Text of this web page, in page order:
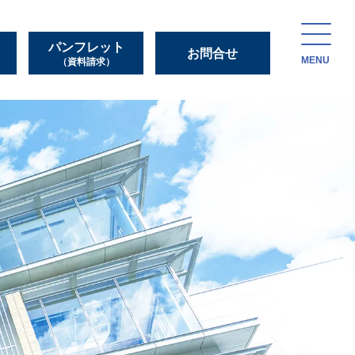
パンフレット
（資料請求）
お問合せ
MENU